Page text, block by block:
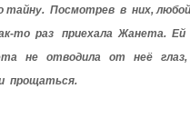
тайну. Посмотрев в них,
то раз приехала Жанета.
не отводила от неё глаз,
прощаться.